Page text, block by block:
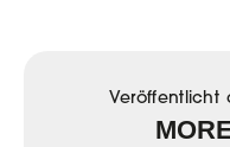
Veröffentlicht